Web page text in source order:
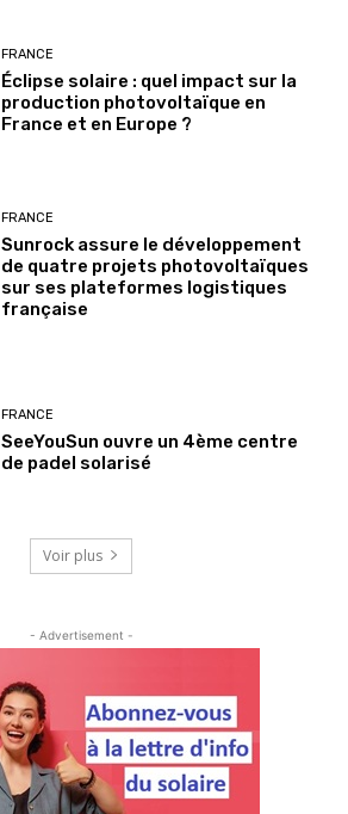
FRANCE
Éclipse solaire : quel impact sur la
production photovoltaïque en
France et en Europe ?
FRANCE
Sunrock assure le développement
de quatre projets photovoltaïques
sur ses plateformes logistiques
française
FRANCE
SeeYouSun ouvre un 4ème centre
de padel solarisé
Voir plus
- Advertisement -